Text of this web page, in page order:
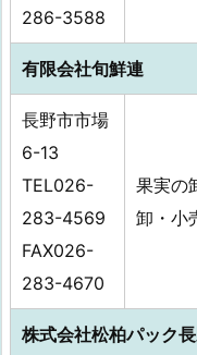
286-3588
有限会社旬鮮連
長野市市場
6-13
TEL026-
283-4569
FAX026-
283-4670
果実の
卸・小
株式会社松柏パック